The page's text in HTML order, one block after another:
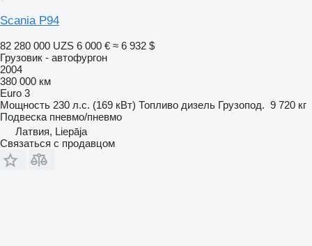
Scania P94
82 280 000 UZS 6 000 € ≈ 6 932 $
Грузовик - автофургон
2004
380 000 км
Euro 3
Мощность 230 л.с. (169 кВт) Топливо дизель Грузопод. 9 720 кг
Подвеска пневмо/пневмо
Латвия, Liepāja
Связаться с продавцом